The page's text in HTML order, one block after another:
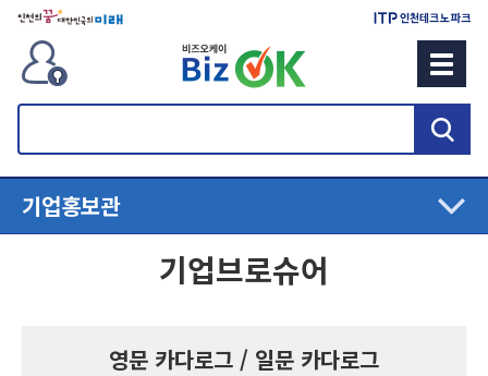
검
기업홍보관
기업브로슈어
영문 카다로그 / 일문 카다로그